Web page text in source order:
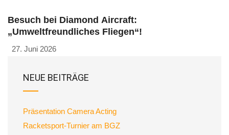
Besuch bei Diamond Aircraft:
„Umweltfreundliches Fliegen“!
27. Juni 2026
NEUE BEITRÄGE
Präsentation Camera Acting
Racketsport-Turnier am BGZ